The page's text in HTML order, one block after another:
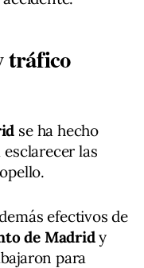
tráfico
se ha hecho
las
efectivos de
de Madridy
para